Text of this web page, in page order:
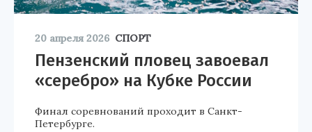
20 апреля 2026 СПОРТ
Пензенский пловец завоевал
«серебро» на Кубке России
Финал соревнований проходит в Санкт-
Петербурге.